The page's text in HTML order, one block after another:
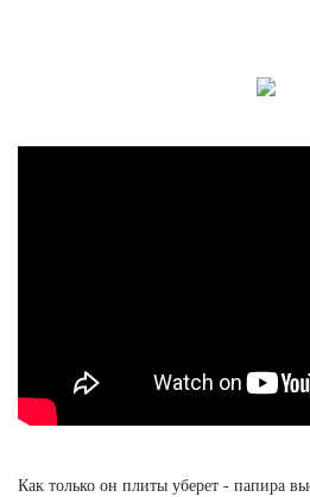
Как только он плиты уберет - папира